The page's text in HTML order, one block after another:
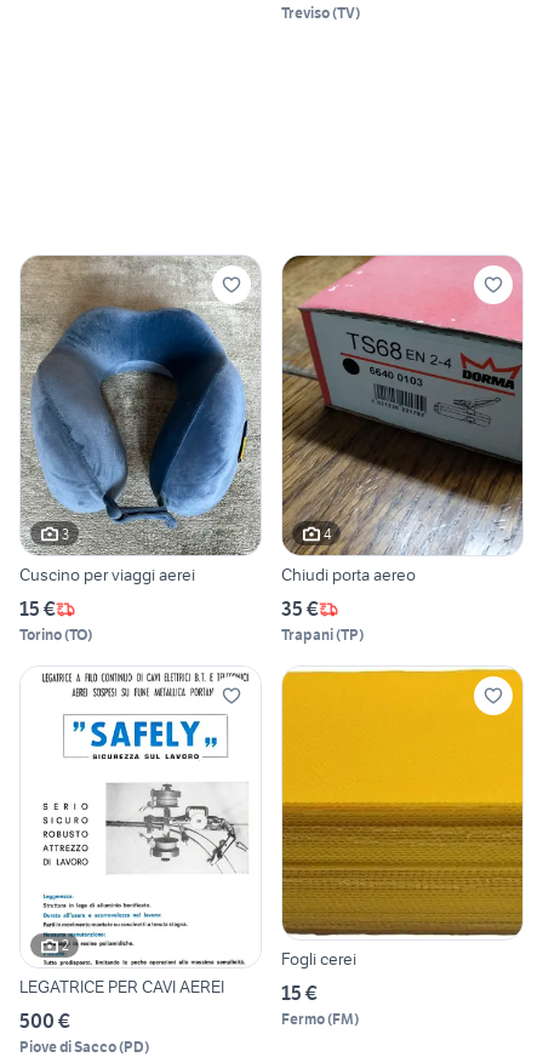
Treviso(TV)
3
Cuscino per viaggi aerei
15 €
Torino(TO)
4
Chiudi porta aereo
35 €
Trapani(TP)
2
LEGATRICE PER CAVI AEREI
500 €
Piove di Sacco(PD)
Fogli cerei
15 €
Fermo(FM)